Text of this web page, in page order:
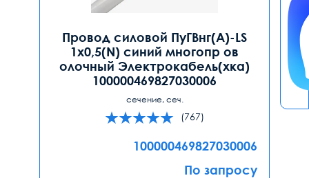
Провод силовой ПуГВнг(А)-LS
1х0,5(N) синий многопр ов
олочный Электрокабель(хка)
100000469827030006
сечение, сеч.
(767)
100000469827030006
По запросу